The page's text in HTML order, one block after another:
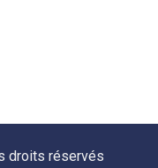
droits réservés